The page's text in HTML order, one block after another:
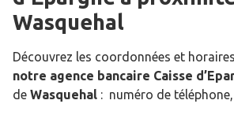
Wasquehal
Découvrez les coordonnées et
notre agence bancaire Caisse
de Wasquehal : numéro de